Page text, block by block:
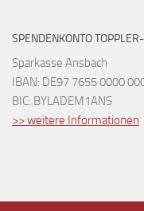
SPENDENKONTO
Sparkasse Ansbach
IBAN: DE97 7655 0000
BIC: BYLADEM1ANS
>> weitere Informationen